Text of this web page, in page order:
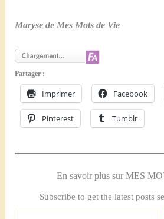
Maryse de Mes Mots de Vie
Partager :
Imprimer Facebook
Pinterest Tumblr
En savoir plus sur MES
Subscribe to get the latest posts